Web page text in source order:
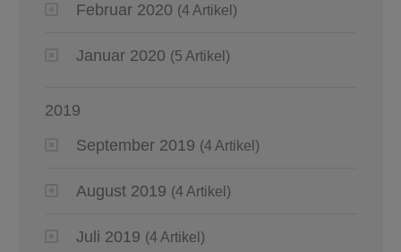
Februar 2020 (4 Artikel)
Januar 2020 (5 Artikel)
2019
September 2019 (4 Artikel)
August 2019 (4 Artikel)
Juli 2019 (4 Artikel)